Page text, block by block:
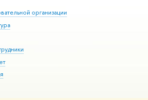
организации